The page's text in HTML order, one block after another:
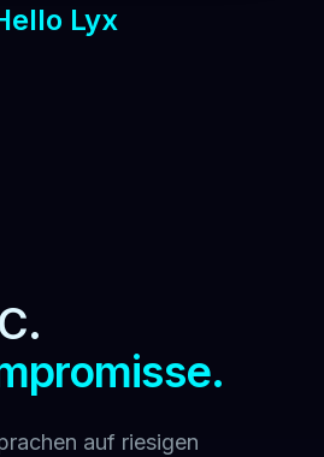
Lyx
auf riesigen